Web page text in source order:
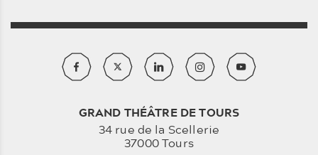
GRAND THÉÂTRE DE TOURS
34 rue de la Scellerie
37000 Tours